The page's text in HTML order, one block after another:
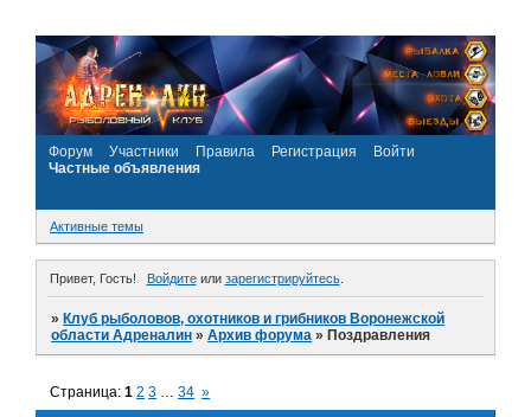
Форум Участники Правила Регистрация
Войти
Частные объявления
Активные темы
Привет, Гость! Войдитеили зарегистрируйтесь.
»Клуб рыболовов, охотников и грибников Воронежской
области Адреналин »Архив форума »Поздравления
Страница:1 2 3 … 34 »